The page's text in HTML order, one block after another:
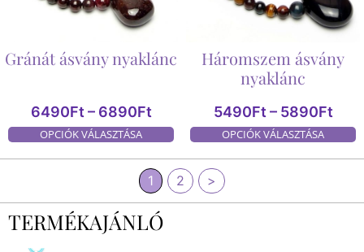
TERMÉKAJÁNLÓ
Gránát ásvány nyaklánc
6490Ft – 6890Ft
OPCIÓK VÁLASZTÁSA
Háromszem ásvány
nyaklánc
5490Ft – 5890Ft
OPCIÓK VÁLASZTÁSA
1 2 >